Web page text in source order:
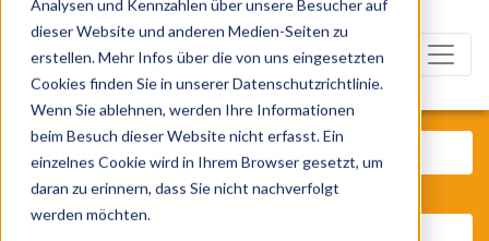
Analysen und Kennzahlen über unsere Besucher auf
dieser Website und anderen Medien-Seiten zu
erstellen. Mehr Infos über die von uns eingesetzten
Cookies finden Sie in unserer Datenschutzrichtlinie.
Wenn Sie ablehnen, werden Ihre Informationen
beim Besuch dieser Website nicht erfasst. Ein
einzelnes Cookie wird in Ihrem Browser gesetzt, um
daran zu erinnern, dass Sie nicht nachverfolgt
werden möchten.
Was? Künstler, Zelte, Bands,